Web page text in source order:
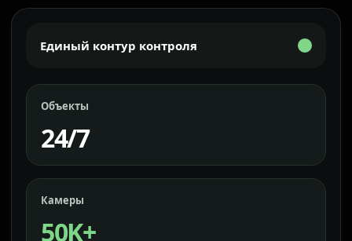
Единый контур контроля
Объекты
24/7
Камеры
50K+